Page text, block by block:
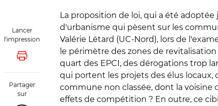
Lancer
l'impression
Lancer l'impression
Partager
sur
La proposition de loi, qui a été
d'urbanisme qui pèsent sur les
Valérie Létard (UC-Nord), lors de
le périmètre des zones de
quart des EPCI, des dérogations trop
qui portent les projets des élus locaux,
commune non classée, dont la voisine
effets de compétition ? En outre, ce